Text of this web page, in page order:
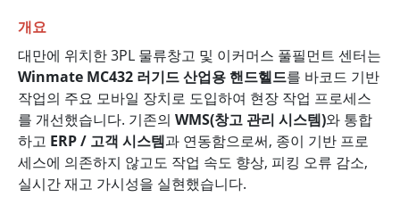
개요
대만에 위치한 3PL 물류창고 및 이커머스 풀필먼트 센터는
Winmate MC432 러기드 산업용 핸드헬드를 바코드 기반
작업의 주요 모바일 장치로 도입하여 현장 작업 프로세스
를 개선했습니다. 기존의 WMS(창고 관리 시스템)와 통합
하고 ERP / 고객 시스템과 연동함으로써, 종이 기반 프로
세스에 의존하지 않고도 작업 속도 향상, 피킹 오류 감소,
실시간 재고 가시성을 실현했습니다.